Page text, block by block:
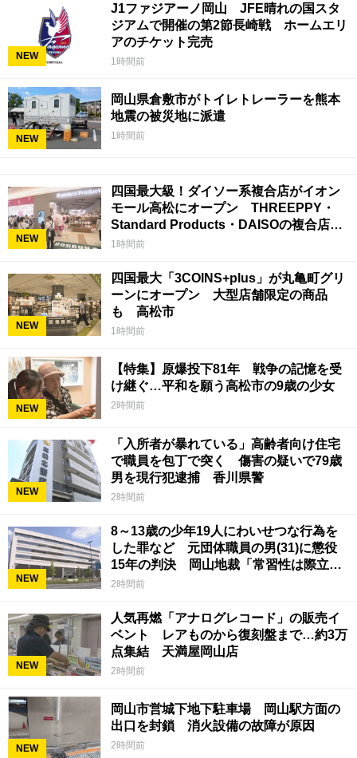
NEW
J1ファジアーノ岡山 JFE晴れの国スタ
ジアムで開催の第2節長崎戦 ホームエリ
アのチケット完売
1時間前
NEW
岡山県倉敷市がトイレトレーラーを熊本
地震の被災地に派遣
1時間前
NEW
四国最大級！ダイソー系複合店がイオン
モール高松にオープン THREEPPY・
Standard Products・DAISOの複合店は
香川県初
1時間前
NEW
四国最大「3COINS+plus」が丸亀町グリ
ーンにオープン 大型店舗限定の商品
も 高松市
1時間前
NEW
【特集】原爆投下81年 戦争の記憶を受
け継ぐ…平和を願う高松市の9歳の少女
2時間前
NEW
「入所者が暴れている」高齢者向け住宅
で職員を包丁で突く 傷害の疑いで79歳
男を現行犯逮捕 香川県警
2時間前
NEW
8～13歳の少年19人にわいせつな行為を
した罪など 元団体職員の男(31)に懲役
15年の判決 岡山地裁「常習性は際立っ
ていて被害結果も非常に重い」
2時間前
NEW
人気再燃「アナログレコード」の販売イ
ベント レアものから復刻盤まで…約3万
点集結 天満屋岡山店
2時間前
NEW
岡山市営城下地下駐車場 岡山駅方面の
出口を封鎖 消火設備の故障が原因
2時間前